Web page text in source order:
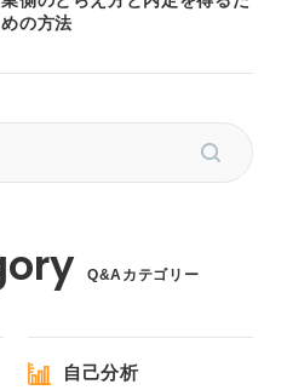
めの方法
Q&Aカテゴリー
自己分析